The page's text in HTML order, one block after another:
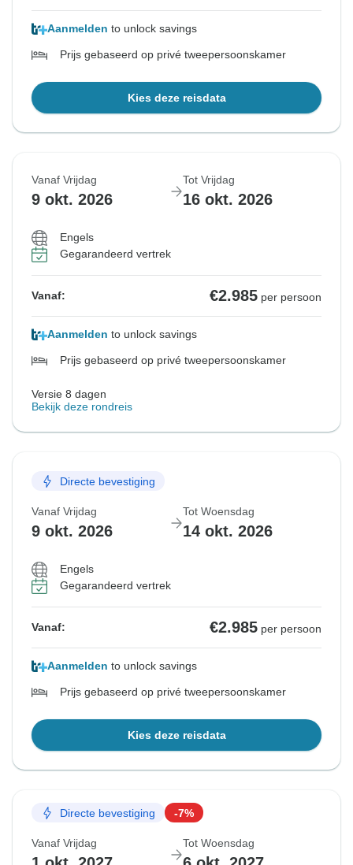
Aanmelden to unlock savings
Prijs gebaseerd op privé tweepersoonskamer
Kies deze reisdata
Vanaf Vrijdag
9 okt. 2026
Tot Vrijdag
16 okt. 2026
Engels
Gegarandeerd vertrek
Vanaf: €2.985 per persoon
Aanmelden to unlock savings
Prijs gebaseerd op privé tweepersoonskamer
Versie 8 dagen
Bekijk deze rondreis
Directe bevestiging
Vanaf Vrijdag
9 okt. 2026
Tot Woensdag
14 okt. 2026
Engels
Gegarandeerd vertrek
Vanaf: €2.985 per persoon
Aanmelden to unlock savings
Prijs gebaseerd op privé tweepersoonskamer
Kies deze reisdata
Directe bevestiging -7%
Vanaf Vrijdag Tot Woensdag